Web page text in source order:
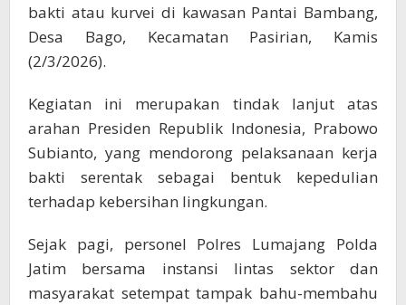
bakti atau kurvei di kawasan Pantai Bambang,
Desa Bago, Kecamatan Pasirian, Kamis
(2/3/2026).
Kegiatan ini merupakan tindak lanjut atas
arahan Presiden Republik Indonesia, Prabowo
Subianto, yang mendorong pelaksanaan kerja
bakti serentak sebagai bentuk kepedulian
terhadap kebersihan lingkungan.
Sejak pagi, personel Polres Lumajang Polda
Jatim bersama instansi lintas sektor dan
masyarakat setempat tampak bahu-membahu